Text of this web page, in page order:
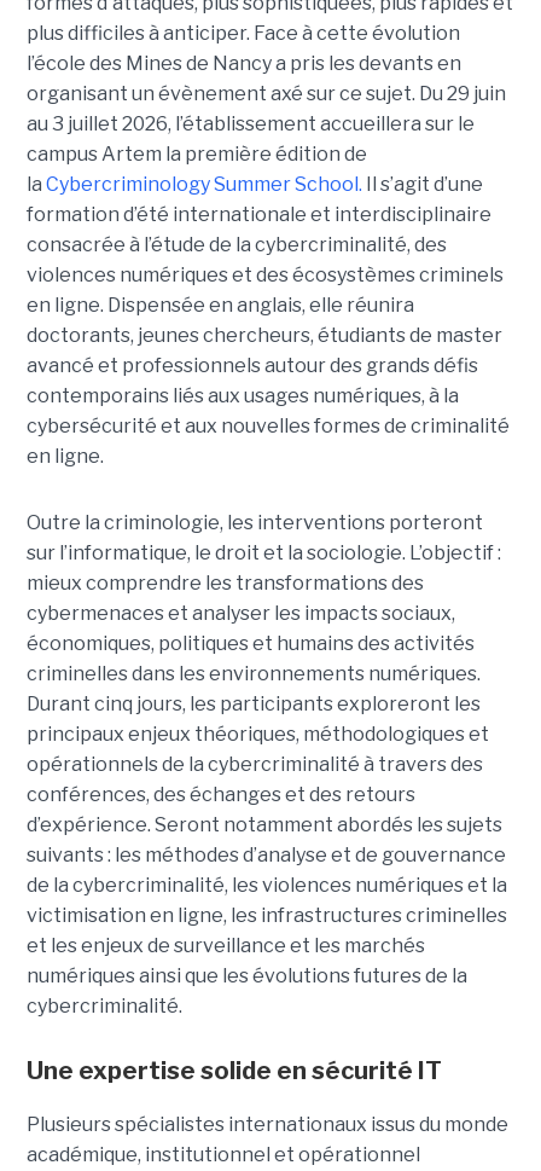
plus difficiles à anticiper. Face à cette évolution
l’école des Mines de Nancy a pris les devants en
organisant un évènement axé sur ce sujet. Du 29 juin
au 3 juillet 2026, l’établissement accueillera sur le
campus Artem la première édition de
la Cybercriminology Summer School. Il s’agit d’une
formation d’été internationale et interdisciplinaire
consacrée à l’étude de la cybercriminalité, des
violences numériques et des écosystèmes criminels
en ligne. Dispensée en anglais, elle réunira
doctorants, jeunes chercheurs, étudiants de master
avancé et professionnels autour des grands défis
contemporains liés aux usages numériques, à la
cybersécurité et aux nouvelles formes de criminalité
en ligne.
Outre la criminologie, les interventions porteront
sur l’informatique, le droit et la sociologie. L’objectif :
mieux comprendre les transformations des
cybermenaces et analyser les impacts sociaux,
économiques, politiques et humains des activités
criminelles dans les environnements numériques.
Durant cinq jours, les participants exploreront les
principaux enjeux théoriques, méthodologiques et
opérationnels de la cybercriminalité à travers des
conférences, des échanges et des retours
d’expérience. Seront notamment abordés les sujets
suivants : les méthodes d’analyse et de gouvernance
de la cybercriminalité, les violences numériques et la
victimisation en ligne, les infrastructures criminelles
et les enjeux de surveillance et les marchés
numériques ainsi que les évolutions futures de la
cybercriminalité.
Une expertise solide en sécurité IT
Plusieurs spécialistes internationaux issus du monde
académique, institutionnel et opérationnel